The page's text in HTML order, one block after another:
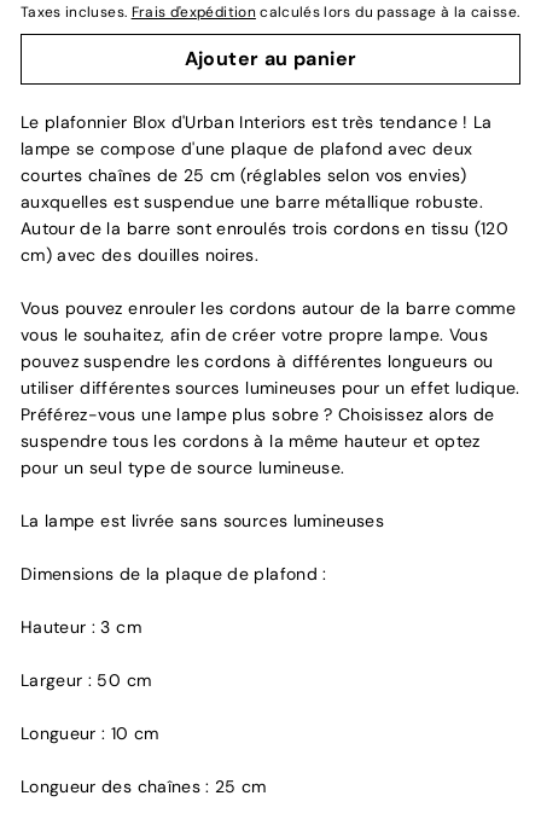
Taxes incluses. Frais d'expédition calculés lors du passage à la caisse.
Ajouter au panier
Le plafonnier Blox d'Urban Interiors est très tendance ! La
lampe se compose d'une plaque de plafond avec deux
courtes chaînes de 25 cm (réglables selon vos envies)
auxquelles est suspendue une barre métallique robuste.
Autour de la barre sont enroulés trois cordons en tissu (120
cm) avec des douilles noires.
Vous pouvez enrouler les cordons autour de la barre comme
vous le souhaitez, afin de créer votre propre lampe. Vous
pouvez suspendre les cordons à différentes longueurs ou
utiliser différentes sources lumineuses pour un effet ludique.
Préférez-vous une lampe plus sobre ? Choisissez alors de
suspendre tous les cordons à la même hauteur et optez
pour un seul type de source lumineuse.
La lampe est livrée sans sources lumineuses
Dimensions de la plaque de plafond :
Hauteur : 3 cm
Largeur : 50 cm
Longueur : 10 cm
Longueur des chaînes : 25 cm